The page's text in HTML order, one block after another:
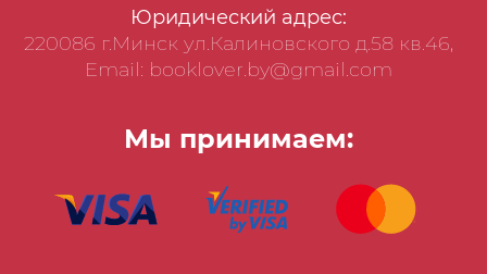
Юридический адрес:
220086 г.Минск ул.Калиновского д.58 кв.46,
Email: booklover.by@gmail.com
Мы принимаем: